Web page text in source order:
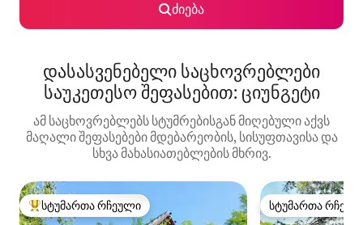
ძიება
დასასვენებელი საცხოვრებლები
საუკეთესო შეფასებით: ციუნგეტი
ამ საცხოვრებლებს სტუმრებისგან მიღებული აქვს
მაღალი შეფასებები მდებარეობის, სისუფთავისა და
სხვა მახასიათებლების მხრივ.
სტუმართა რჩეული მოწინავე ვარიანტი
სტუმართა რჩეული სტუმართა
სტუმართა